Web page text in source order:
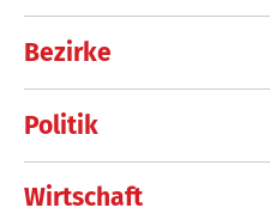
Bezirke
Politik
Wirtschaft